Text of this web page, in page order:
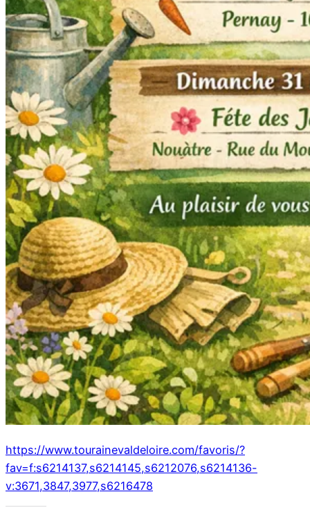
https://www.tourainevaldeloire.com/favoris/?
fav=f:s6214137,s6214145,s6212076,s6214136-
v:3671,3847,3977,s6216478